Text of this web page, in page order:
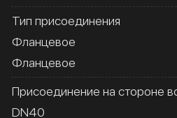
Тип присоединения
Фланцевое
Фланцевое
Присоединение на стороне
DN40